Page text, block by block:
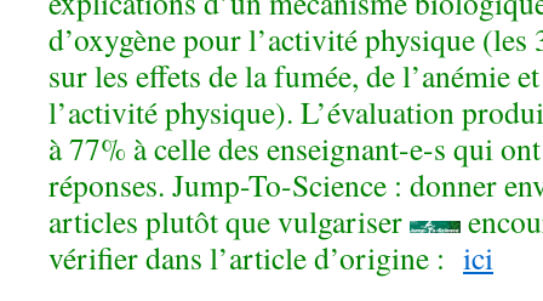
d’oxygène pour l’activité physique
sur les effets de la fumée, de l’anémie
l’activité physique). L’évaluation
à 77% à celle des enseignant-e-s qui
réponses. Jump-To-Science : donner
articles plutôt que vulgariser
vérifier dans l’article d’origine : ici